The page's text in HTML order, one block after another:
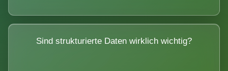
Sind strukturierte Daten wirklich wichtig?